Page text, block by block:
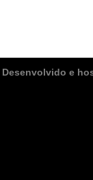
Desenvolvido e